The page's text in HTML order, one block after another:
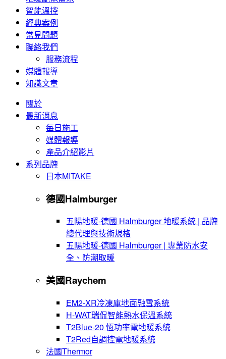
智能溫控
經典案例
常見問題
聯絡我們
服務流程
媒體報導
知識文章
關於
最新消息
每日施工
媒體報導
產品介紹影片
系列品牌
日本MITAKE
德國Halmburger
五陽地暖-德國 Halmburger 地暖系統 | 品牌
總代理與技術規格
五陽地暖-德國 Halmburger | 專業防水安
全、防潮取暖
美國Raychem
EM2-XR冷凍庫地面融雪系統
H-WAT瑞侃智能熱水保溫系統
T2Blue-20 恆功率電地暖系統
T2Red自調控電地暖系統
法國Thermor